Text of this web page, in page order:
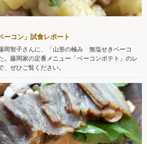
ーコン」試食レポート
岡智子さんに、「山形の極み 無塩せきベーコ
。藤岡家の定番メニュー「ベーコンポテト」のレ
、ぜひご覧ください。